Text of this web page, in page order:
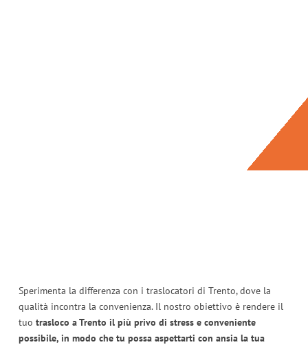
Sperimenta la differenza con i traslocatori di Trento, dove la
qualità incontra la convenienza. Il nostro obiettivo è rendere il
tuo trasloco a Trento il più privo di stress e conveniente
possibile, in modo che tu possa aspettarti con ansia la tua